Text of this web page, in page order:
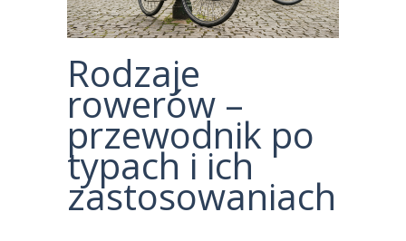
SIATKÓWKA
ZDROWIE
KONTAKTRodzaje
rowerów –
przewodnik po
typach i ich
zastosowaniach